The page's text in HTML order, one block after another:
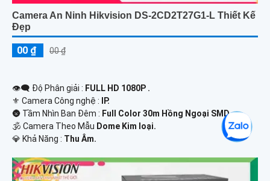
Camera An Ninh Hikvision DS-2CD2T27G1-L Thiết Kế
Đẹp
00 ₫ 00 ₫
👁️‍🗨 Độ Phân giải : FULL HD 1080P .
⚜️ Camera Công nghệ :
IP.
🌚 Tầm Nhìn Ban Đêm : Full Color 30m Hồng Ngoại SMD.
🕉️ Camera Theo Mẫu Dome Kim loại.
️💎 Khả Năng : Thu Âm.